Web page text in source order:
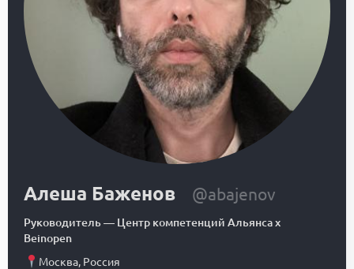
Алеша Баженов @abajenov
Руководитель— Центр компетенций Альянса x
Beinopen
Москва, Россия